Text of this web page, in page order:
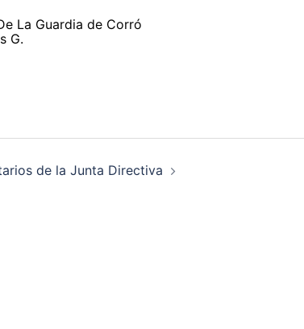
La Guardia de Corró
G.
de la Junta Directiva